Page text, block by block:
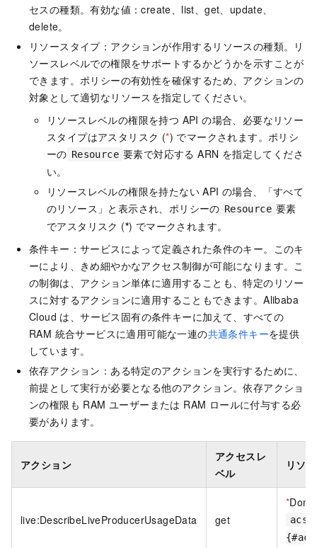
セスの種類。有効な値：create、list、get、update、
delete。
リソースタイプ：アクションが作用するリソースの種類。リ
ソースレベルでの権限をサポートするかどうかを示すことが
できます。ポリシーの有効性を確保するため、アクションの
対象として適切なリソースを指定してください。
リソースレベルの権限を持つ API の場合、必要なリソー
スタイプはアスタリスク (*) でマークされます。ポリシ
ーの Resource 要素で対応する ARN を指定してくださ
い。
リソースレベルの権限を持たない API の場合、「すべて
のリソース」と表示され、ポリシーの Resource 要素
でアスタリスク (*) でマークされます。
条件キー：サービスによって定義された条件のキー。このキ
ーにより、きめ細やかなアクセス制御が可能になります。こ
の制御は、アクション単体に適用することも、特定のリソー
スに対するアクションに適用することもできます。Alibaba
Cloud は、サービス固有の条件キーに加えて、すべての
RAM 統合サービスに適用可能な一連の共通条件キーを提供
しています。
依存アクション：ある特定のアクションを実行するために、
前提として実行が必要となる他のアクション。依存アクショ
ンの権限も RAM ユーザーまたは RAM ロールに付与する必
要があります。
アクション
アクセスレ
ベル
リソ
live:DescribeLiveProducerUsageData get
*